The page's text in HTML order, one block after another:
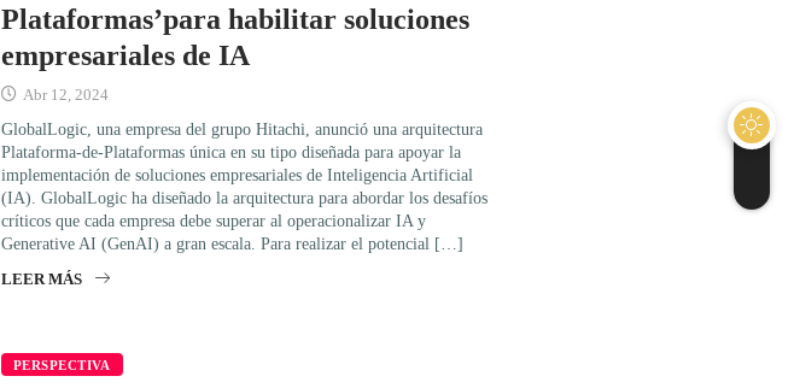
Plataformas’para habilitar soluciones
empresariales de IA
Abr 12, 2024
GlobalLogic, una empresa del grupo Hitachi, anunció una arquitectura
Plataforma-de-Plataformas única en su tipo diseñada para apoyar la
implementación de soluciones empresariales de Inteligencia Artificial
(IA). GlobalLogic ha diseñado la arquitectura para abordar los desafíos
críticos que cada empresa debe superar al operacionalizar IA y
Generative AI (GenAI) a gran escala. Para realizar el potencial […]
LEER MÁS
PERSPECTIVA